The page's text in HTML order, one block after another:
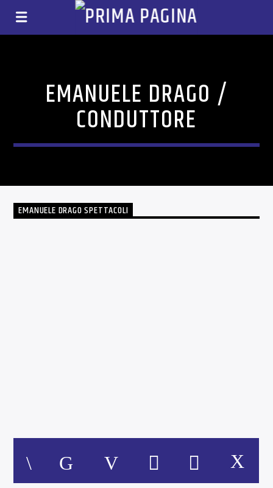
EMANUELE DRAGO /
CONDUTTORE
EMANUELE DRAGO SPETTACOLI